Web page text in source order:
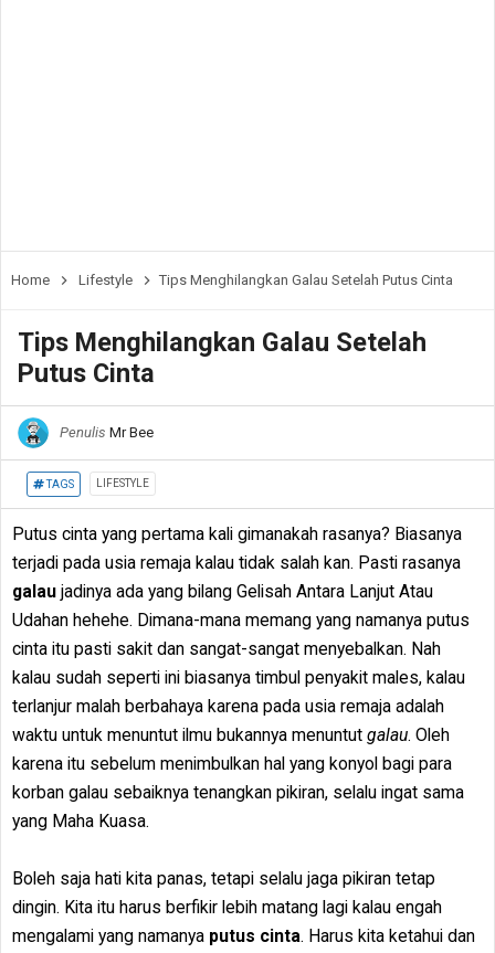
Home Lifestyle Tips Menghilangkan Galau Setelah Putus Cinta
Tips Menghilangkan Galau Setelah
Putus Cinta
Penulis Mr Bee
TAGS LIFESTYLE
Putus cinta yang pertama kali gimanakah rasanya? Biasanya
terjadi pada usia remaja kalau tidak salah kan. Pasti rasanya
galau jadinya ada yang bilang Gelisah Antara Lanjut Atau
Udahan hehehe. Dimana-mana memang yang namanya putus
cinta itu pasti sakit dan sangat-sangat menyebalkan. Nah
kalau sudah seperti ini biasanya timbul penyakit males, kalau
terlanjur malah berbahaya karena pada usia remaja adalah
waktu untuk menuntut ilmu bukannya menuntut galau. Oleh
karena itu sebelum menimbulkan hal yang konyol bagi para
korban galau sebaiknya tenangkan pikiran, selalu ingat sama
yang Maha Kuasa.
Boleh saja hati kita panas, tetapi selalu jaga pikiran tetap
dingin. Kita itu harus berfikir lebih matang lagi kalau engah
mengalami yang namanya putus cinta. Harus kita ketahui dan